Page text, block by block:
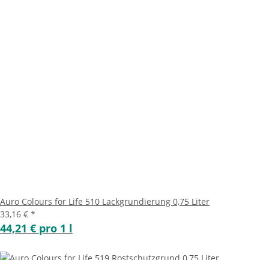
Auro Colours for Life 510 Lackgrundierung 0,75 Liter
33,16 € *
44,21 € pro 1 l